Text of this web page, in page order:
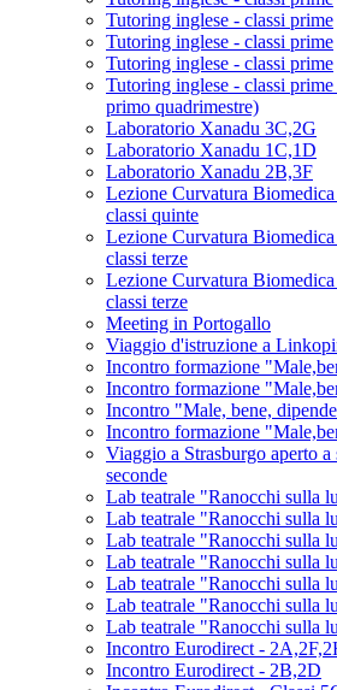
Tutoring inglese - classi prime
Tutoring inglese - classi prime
Tutoring inglese - classi prime
Tutoring inglese - classi
primo quadrimestre)
Laboratorio Xanadu 3C,2G
Laboratorio Xanadu 1C,1D
Laboratorio Xanadu 2B,3F
Lezione Curvatura
classi quinte
Lezione Curvatura
classi terze
Lezione Curvatura
classi terze
Meeting in Portogallo
Viaggio d'istruzione a
Incontro formazione
Incontro formazione
Incontro "Male, bene,
Incontro formazione
Viaggio a Strasburgo aperto a
seconde
Lab teatrale "Ranocchi sulla
Lab teatrale "Ranocchi sulla
Lab teatrale "Ranocchi sulla
Lab teatrale "Ranocchi sulla
Lab teatrale "Ranocchi sulla
Lab teatrale "Ranocchi sulla
Lab teatrale "Ranocchi sulla
Incontro Eurodirect -
Incontro Eurodirect - 2B,2D